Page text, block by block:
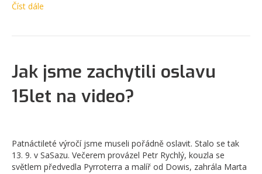
Číst dále
Jak jsme zachytili oslavu
15let na video?
Patnáctileté výročí jsme museli pořádně oslavit. Stalo se tak
13. 9. v SaSazu. Večerem provázel Petr Rychlý, kouzla se
světlem předvedla Pyrroterra a malíř od Dowis, zahrála Marta